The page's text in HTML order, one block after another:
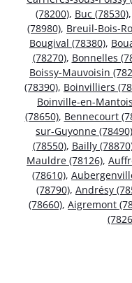
(78200), Buc (78530),
(78980), Breuil-Bois-
Bougival (78380),
(78270), Bonnelles
Boissy-Mauvoisin
(78390), Boinvilliers
Boinville-en-
(78650), Bennecourt
sur-Guyonne (78490)
(78550), Bailly
Mauldre (78126),
(78610),
(78790), Andrésy
(78660), Aigremont